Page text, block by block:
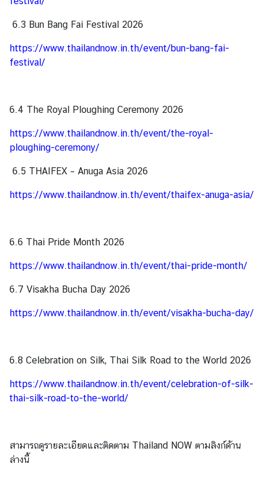
น
อ
ก
ร
า
ช
ทู
ฯ
o
t
c
t
อ
มู
ห
รั
6.3 Bun Bang Fai Festival 2026
https://www.thailandnow.in.th/event/bun-bang-fai-
festival/
6.4 The Royal Ploughing Ceremony 2026
https://www.thailandnow.in.th/event/the-royal-
ploughing-ceremony/
6.5 THAIFEX – Anuga Asia 2026
https://www.thailandnow.in.th/event/thaifex-anuga-asia/
6.6 Thai Pride Month 2026
https://www.thailandnow.in.th/event/thai-pride-month/
6.7 Visakha Bucha Day 2026
https://www.thailandnow.in.th/event/visakha-bucha-day/
6.8 Celebration on Silk, Thai Silk Road to the World 2026
https://www.thailandnow.in.th/event/celebration-of-silk-
thai-silk-road-to-the-world/
สามารถดูรายละเอียดและติดตาม Thailand NOW ตามลิงก์ด้าน
ล่างนี้